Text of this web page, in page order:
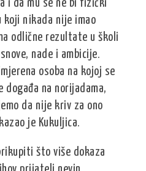
i da mu se ne bi fizički
koji nikada nije imao
odlične rezultate u školi
nade i ambicije.
osoba na kojoj se
na norijadama,
da nije kriv za ono
je Kukuljica.
što više dokaza